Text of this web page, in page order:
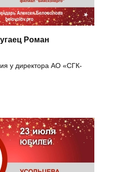
Роман
у директора АО «СГК-